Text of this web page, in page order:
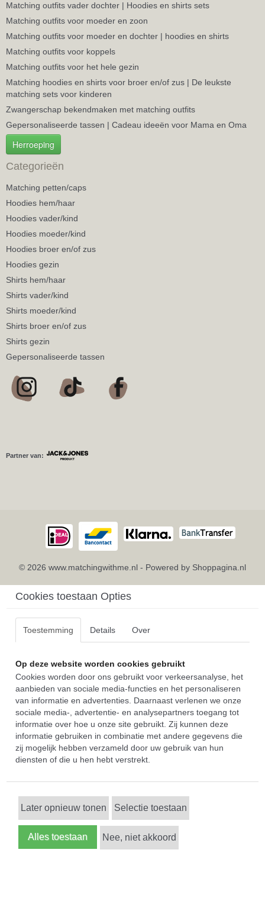
Matching outfits vader dochter | Hoodies en shirts sets
Matching outfits voor moeder en zoon
Matching outfits voor moeder en dochter | hoodies en shirts
Matching outfits voor koppels
Matching outfits voor het hele gezin
Matching hoodies en shirts voor broer en/of zus | De leukste
matching sets voor kinderen
Zwangerschap bekendmaken met matching outfits
Gepersonaliseerde tassen | Cadeau ideeën voor Mama en Oma
Herroeping
Categorieën
Matching petten/caps
Hoodies hem/haar
Hoodies vader/kind
Hoodies moeder/kind
Hoodies broer en/of zus
Hoodies gezin
Shirts hem/haar
Shirts vader/kind
Shirts moeder/kind
Shirts broer en/of zus
Shirts gezin
Gepersonaliseerde tassen
Partner van:
© 2026 www.matchingwithme.nl - Powered by Shoppagina.nl
Cookies toestaan Opties
Toestemming Details Over
Op deze website worden cookies gebruikt
Cookies worden door ons gebruikt voor verkeersanalyse, het
aanbieden van sociale media-functies en het personaliseren
van informatie en advertenties. Daarnaast verlenen we onze
sociale media-, advertentie- en analysepartners toegang tot
informatie over hoe u onze site gebruikt. Zij kunnen deze
informatie gebruiken in combinatie met andere gegevens die
zij mogelijk hebben verzameld door uw gebruik van hun
diensten of die u hen hebt verstrekt.
Later opnieuw tonen Selectie toestaan
Alles toestaan Nee, niet akkoord